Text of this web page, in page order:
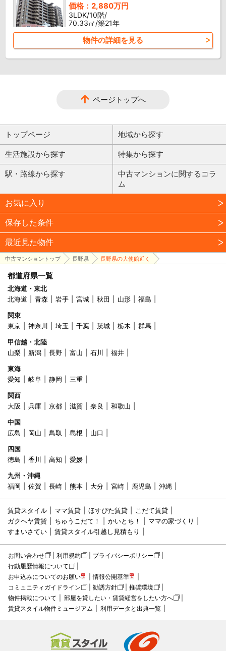
価格：2,880万円
3LDK/10階/
70.33㎡/築21年
物件の詳細を見る
ページトップへ
トップページ 地域から探す
生活施設から探す 特集から探す
駅・路線から探す
中古マンションに関するコラ
ム
お気に入り
保存した条件
最近見た物件
中古マンショントップ 長野県 長野県の大使館近く
都道府県一覧
北海道・東北
北海道
青森 岩手 宮城 秋田 山形
福島
関東
東京
神奈川 埼玉 千葉 茨城 栃木
群馬
甲信越・北陸
山梨
新潟 長野 富山 石川
福井
東海
愛知
岐阜 静岡
三重
関西
大阪
兵庫 京都 滋賀 奈良
和歌山
中国
広島
岡山 鳥取 島根
山口
四国
徳島
香川 高知
愛媛
九州・沖縄
福岡
佐賀 長崎 熊本 大分 宮崎 鹿児島 沖縄
賃貸スタイル ママ賃貸 ほすぴた賃貸
こだて賃貸
ガクヘヤ賃貸
ちゅうこだて！ かいとち！
ママの家づくり
すまいさてい
賃貸スタイル引越し見積もり
お問い合わせ 利用規約
プライバシーポリシー
行動履歴情報について
お申込みについてのお願い
情報公開基準
コミュニティガイドライン
勧誘方針
推奨環境
物件掲載について
部屋を貸したい・賃貸経営をしたい方へ
賃貸スタイル物件ミュージアム
利用データと出典一覧